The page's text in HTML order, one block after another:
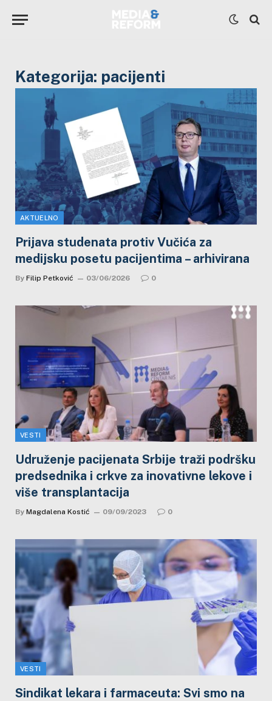
Kategorija: pacijenti
AKTUELNO
Prijava studenata protiv Vučića za
medijsku posetu pacijentima – arhivirana
By Filip Petković 03/06/2026 0
VESTI
Udruženje pacijenata Srbije traži podršku
predsednika i crkve za inovativne lekove i
više transplantacija
By Magdalena Kostić 09/09/2023 0
VESTI
Sindikat lekara i farmaceuta: Svi smo na